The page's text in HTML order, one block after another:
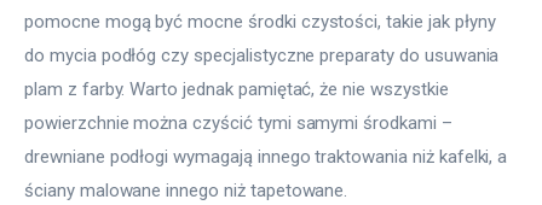
pomocne mogą być mocne środki czystości, takie jak płyny
do mycia podłóg czy specjalistyczne preparaty do usuwania
plam z farby. Warto jednak pamiętać, że nie wszystkie
powierzchnie można czyścić tymi samymi środkami –
drewniane podłogi wymagają innego traktowania niż kafelki, a
ściany malowane innego niż tapetowane.